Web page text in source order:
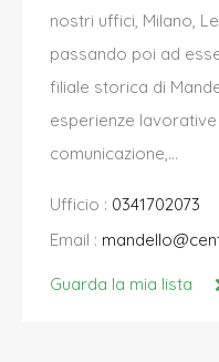
nostri uffici, Milano,
passando poi ad
filiale storica di
esperienze
comunicazione,…
Ufficio : 0341702073
Email :
Guarda la mia lista